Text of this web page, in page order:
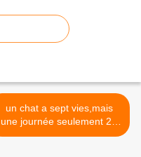
un chat a sept vies,mais
une journée seulement 24
heures >